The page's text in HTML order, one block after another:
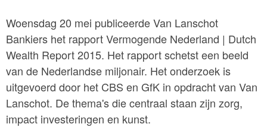
Woensdag 20 mei publiceerde Van Lanschot
Bankiers het rapport Vermogende Nederland | Dutch
Wealth Report 2015. Het rapport schetst een beeld
van de Nederlandse miljonair. Het onderzoek is
uitgevoerd door het CBS en GfK in opdracht van Van
Lanschot. De thema's die centraal staan zijn zorg,
impact investeringen en kunst.